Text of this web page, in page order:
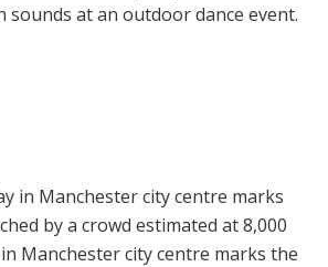
sounds at an outdoor dance event.
Manchester city centre marks the